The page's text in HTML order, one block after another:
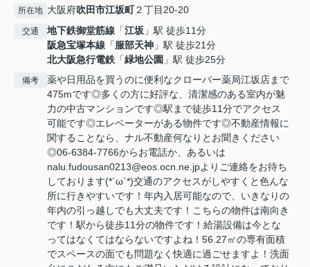
所在地 大阪府吹田市江坂町２丁目20-20
交通 地下鉄御堂筋線 「江坂 」駅 徒歩11分
阪急宝塚本線 「服部天神 」駅 徒歩21分
北大阪急行電鉄 「緑地公園 」駅 徒歩25分
備考
薬や日用品を買うのに便利なクローバー薬局江坂店まで
475mです◎多くの方に好評な、清潔感のある室内が魅
力の中古マンションです◎駅まで徒歩11分でアクセス
可能です◎エレベーターがある物件です◎不動産情報に
関することなら、ナル不動産何なりとお聞きください
◎06-6384-7766からお電話か、あるいは
nalu.fudousan0213@eos.ocn.ne.jpよりご連絡をお待ち
しております(*´ω`*)交通のアクセスがしやすくと色んな
所に行きやすいです！年内入居可能なので、いきなりの
年内の引っ越しでも大丈夫です！こちらの物件は南向き
です！駅から徒歩11分の物件です！給湯設備は今とな
ってはなくてはならないですよね！56.27㎡の専有面積
でスペースの面でも問題なく快適に過ごせますよ！洗面